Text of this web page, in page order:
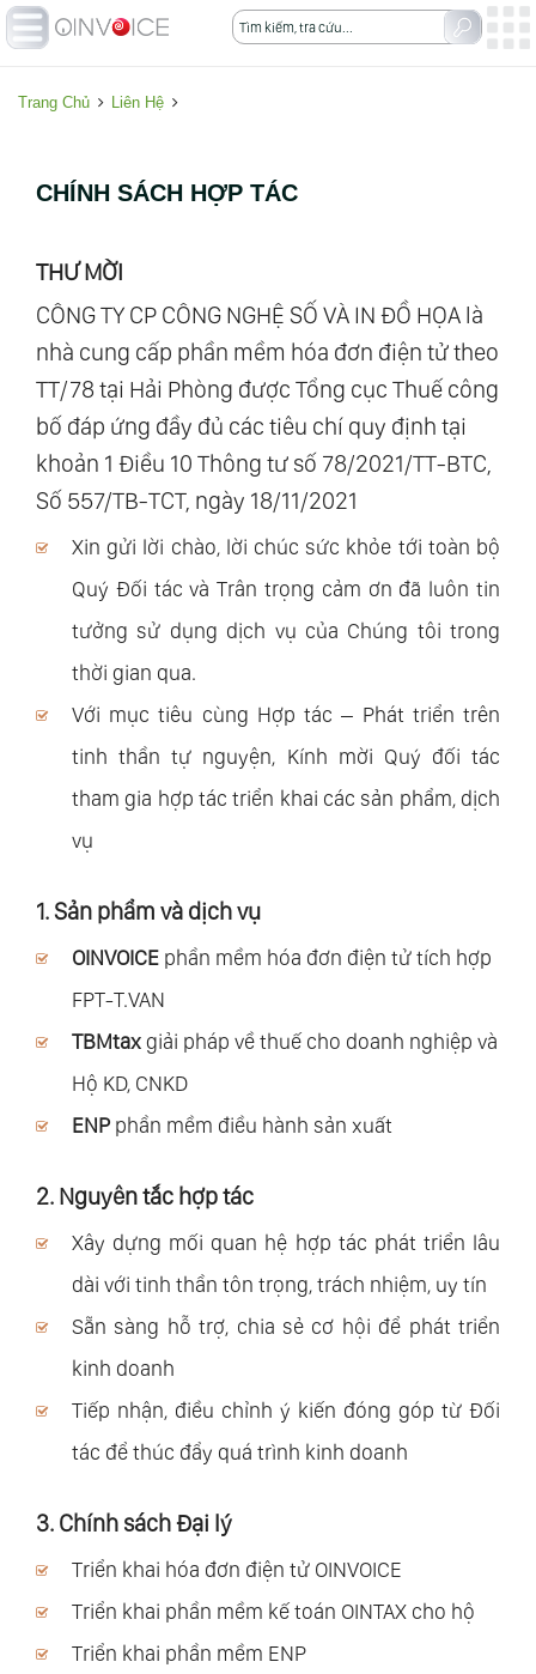
Trang Chủ Liên Hệ
CHÍNH SÁCH HỢP TÁC
THƯ MỜI
CÔNG TY CP CÔNG NGHỆ SỐ VÀ IN ĐỒ HỌA là
nhà cung cấp phần mềm hóa đơn điện tử theo
TT/78 tại Hải Phòng được Tổng cục Thuế công
bố đáp ứng đầy đủ các tiêu chí quy định tại
khoản 1 Điều 10 Thông tư số 78/2021/TT-BTC,
Số 557/TB-TCT, ngày 18/11/2021
Xin gửi lời chào, lời chúc sức khỏe tới toàn bộ
Quý Đối tác và Trân trọng cảm ơn đã luôn tin
tưởng sử dụng dịch vụ của Chúng tôi trong
thời gian qua.
Với mục tiêu cùng Hợp tác – Phát triển trên
tinh thần tự nguyện, Kính mời Quý đối tác
tham gia hợp tác triển khai các sản phẩm, dịch
vụ
1. Sản phẩm và dịch vụ
OINVOICE phần mềm hóa đơn điện tử tích hợp
FPT-T.VAN
TBMtaxgiải pháp về thuế cho doanh nghiệp và
Hộ KD, CNKD
ENP phần mềm điều hành sản xuất
2. Nguyên tắc hợp tác
Xây dựng mối quan hệ hợp tác phát triển lâu
dài với tinh thần tôn trọng, trách nhiệm, uy tín
Sẵn sàng hỗ trợ, chia sẻ cơ hội để phát triển
kinh doanh
Tiếp nhận, điều chỉnh ý kiến đóng góp từ Đối
tác để thúc đẩy quá trình kinh doanh
3. Chính sách Đại lý
Triển khai hóa đơn điện tử OINVOICE
Triển khai phần mềm kế toán OINTAX cho hộ
Triển khai phần mềm ENP